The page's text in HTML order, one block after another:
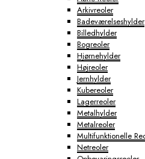
Arkivreoler
Badeværelseshylder
Billedhylder
Bogreoler
Hjørnehylder
Højreoler
Jernhylder
Kubereoler
Lagerreoler
Metalhylder
Metalreoler
Multifunktionelle
Netreoler